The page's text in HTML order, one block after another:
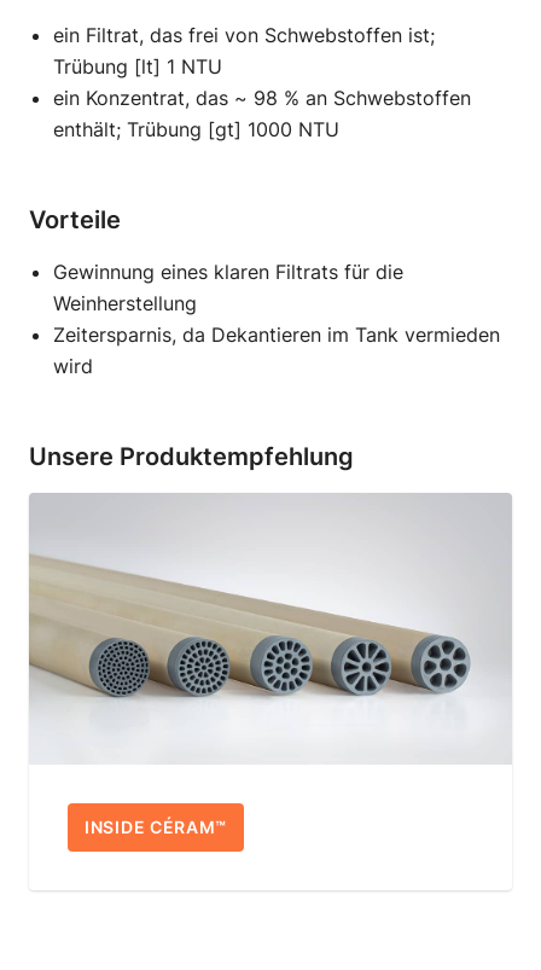
ein Filtrat, das frei von Schwebstoffen ist;
Trübung [lt] 1 NTU
ein Konzentrat, das ~ 98 % an Schwebstoffen
enthält; Trübung [gt] 1000 NTU
Vorteile
Gewinnung eines klaren Filtrats für die
Weinherstellung
Zeitersparnis, da Dekantieren im Tank vermieden
wird
Unsere Produktempfehlung
INSIDE CÉRAM™